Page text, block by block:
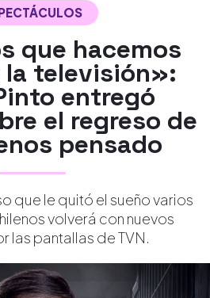
que hacemos
la televisión»:
entregó
el regreso de
pensado
que le quitó el sueño varios
volverá con nuevos
las pantallas de TVN.